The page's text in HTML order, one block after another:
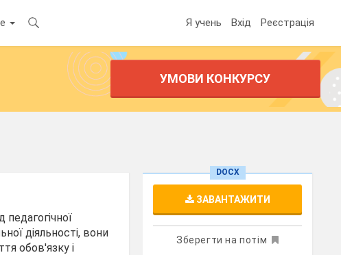
Я учень Вхід Реєстрація
УМОВИ КОНКУРСУ
діяльності, вони
обов'язку і
DOCX
ЗАВАНТАЖИТИ
Зберегти на потім